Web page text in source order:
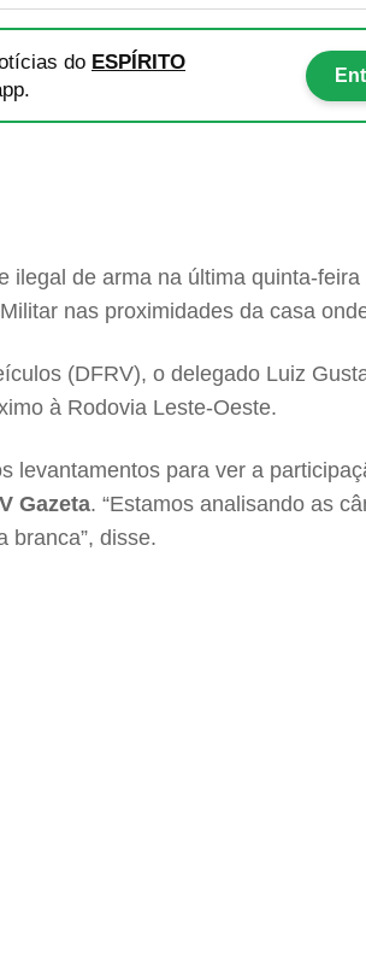
do ESPÍRITO
de arma na última quinta-feira
nas proximidades da casa
(DFRV), o delegado Luiz
à Rodovia Leste-Oeste.
levantamentos para ver a
Gazeta. “Estamos analisando as
branca”, disse.